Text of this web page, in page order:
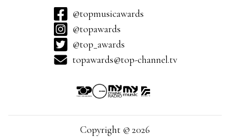
@topmusicawards
@topawards
@top_awards
topawards@top-channel.tv
Copyright © 2026